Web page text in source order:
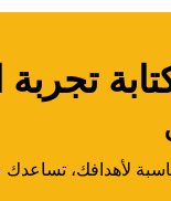
لأهدافك، تساعدك